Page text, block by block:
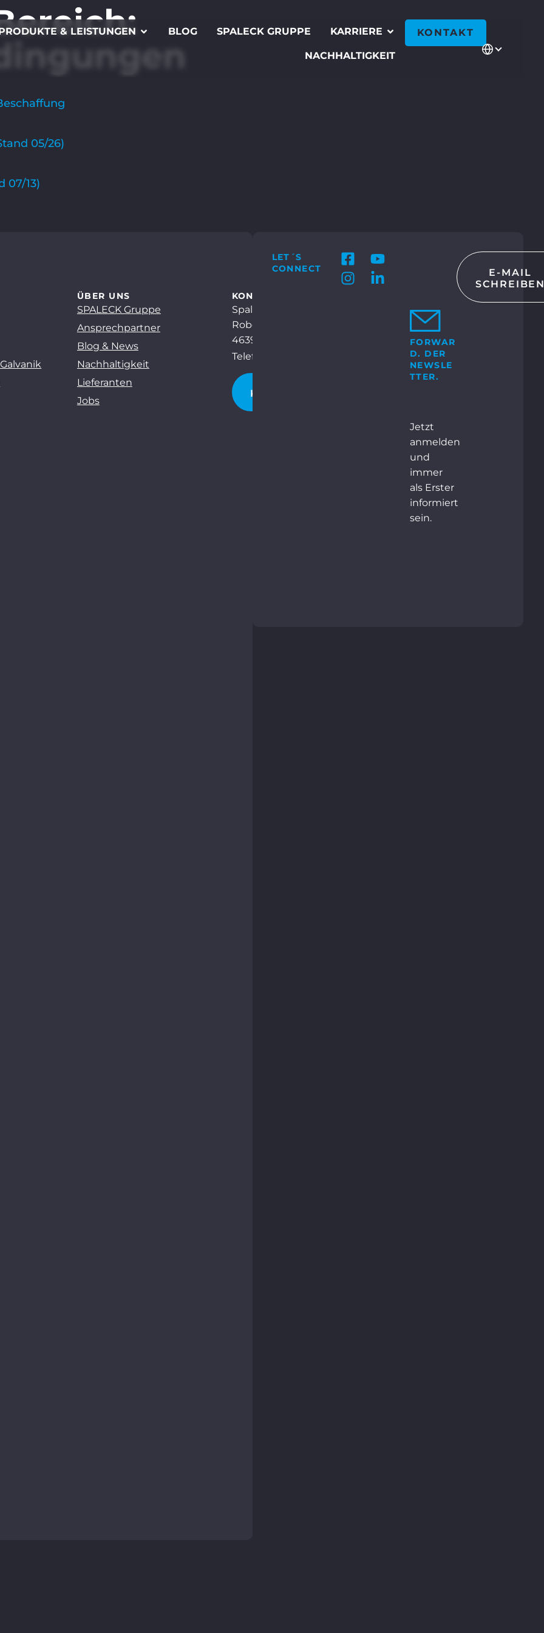
& LEISTUNGEN BLOG SPALECK GRUPPE KARRIERE
NACHHALTIGKEIT
KONTAKT
05/26)
07/13)
ÜBER UNS
SPALECK Gruppe
Ansprechpartner
Blog & News
Nachhaltigkeit
Lieferanten
Jobs
KONTAKT
Spaleck GmbH & Co. KG
Robert-Bosch-Str. 15
46397 Bocholt
Telefon:
KONTAKT
LET´S
CONNECT
FORWAR
D. DER
NEWSLE
TTER.
Jetzt
anmelden
und
immer
als Erster
informiert
sein.
E-MAIL